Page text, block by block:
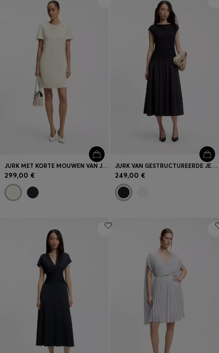
JURK MET KORTE MOUWEN VAN JAPANSE CRÊPE
299,00 €
JURK VAN GESTRUCTUREERDE JERSEY MET ROK VAN POPELINE
249,00 €